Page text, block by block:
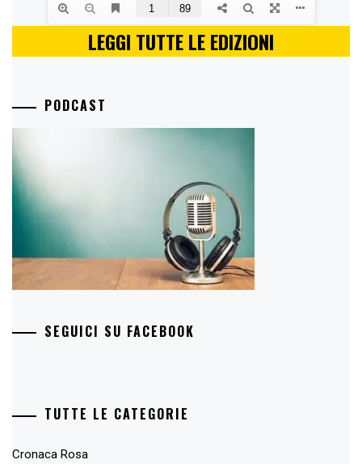
LEGGI TUTTE LE EDIZIONI
PODCAST
SEGUICI SU FACEBOOK
TUTTE LE CATEGORIE
Cronaca Rosa